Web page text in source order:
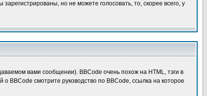
но не можете голосовать, то, скорее всего, у
вами сообщении). BBCode очень похож на HTML, тэги в
BBCode смотрите руководство по BBCode, ссылка на которое